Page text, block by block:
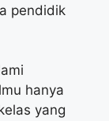
pendidik
hanya
yang